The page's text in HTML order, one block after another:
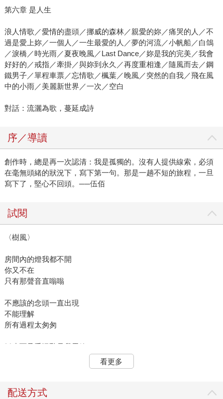
第六章 是人生
浪人情歌／愛情的盡頭／挪威的森林／親愛的妳／痛哭的人／不
過是愛上妳／一個人／一生最愛的人／夢的河流／小帆船／白鴿
／淚橋／時光雨／夏夜晚風／Last Dance／妳是我的完美／我會
好好的／戒指／牽掛／與妳到永久／再度重相逢／隨風而去／鋼
鐵男子／單程車票／忘情歌／楓葉／晚風／突然的自我／飛在風
中的小雨／美麗新世界／一次／空白
對話：流灑為歌，蔓延成詩
序／導讀
創作時，總是再一次認清：我是孤獨的。沒有人提供線索，必須
在毫無頭緒的狀況下，寫下第一句。那是一趟不短的旅程，一旦
寫下了，堅心不回頭。──伍佰
試閱
〈樹風〉
房間內的燈我都不開
你又不在
只有那聲音直嗡嗡
不應該的念頭一直出現
不能理解
所有過程太匆匆
靜止而承受混亂是我思緒
將要反擊
看更多
配送方式